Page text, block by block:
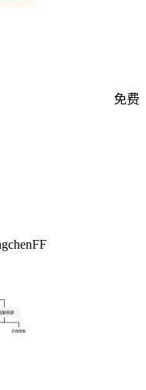
免费